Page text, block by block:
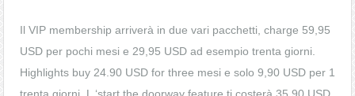
Il VIP membership arriverà in due vari pacchetti, charge 59,95
USD per pochi mesi e 29,95 USD ad esempio trenta giorni.
Highlights buy 24.90 USD for three mesi e solo 9,90 USD per 1